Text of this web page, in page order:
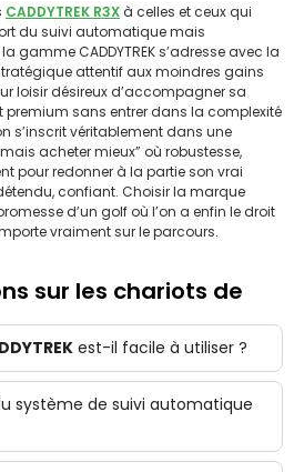
CADDYTREK R3Xà celles et ceux qui
du suivi automatique mais
gamme CADDYTREK s’adresse avec la
attentif aux moindres gains
loisir désireux d’accompagner sa
premium sans entrer dans la complexité
s’inscrit véritablement dans une
acheter mieux” où robustesse,
pour redonner à la partie son vrai
confiant. Choisir la marque
d’un golf où l’on a enfin le droit
vraiment sur le parcours.
sur les chariots de
est-il facile à utiliser ?
système de suivi automatique